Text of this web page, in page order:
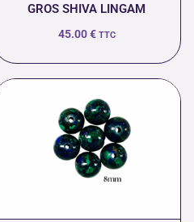
GROS SHIVA LINGAM
45.00€ TTC
0.93 €
à
31.00 €